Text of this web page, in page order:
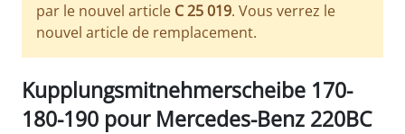
par le nouvel article C 25 019. Vous verrez le
nouvel article de remplacement.
Kupplungsmitnehmerscheibe 170-
180-190 pour Mercedes-Benz 220BC